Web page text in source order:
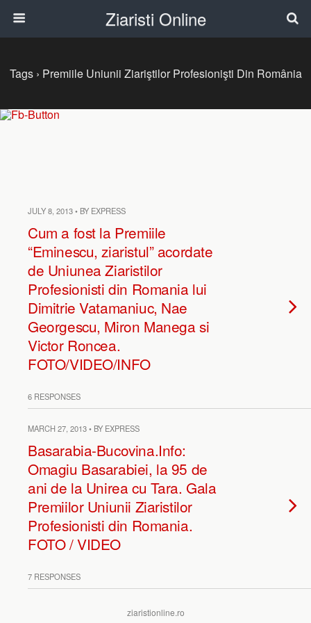
Ziaristi Online
Tags › Premiile Uniunii Ziariştilor Profesionişti Din România
JULY 8, 2013 • BY EXPRESS
Cum a fost la Premiile
“Eminescu, ziaristul” acordate
de Uniunea Ziaristilor
Profesionisti din Romania lui
Dimitrie Vatamaniuc, Nae
Georgescu, Miron Manega si
Victor Roncea.
FOTO/VIDEO/INFO
6 RESPONSES
MARCH 27, 2013 • BY EXPRESS
Basarabia-Bucovina.Info:
Omagiu Basarabiei, la 95 de
ani de la Unirea cu Tara. Gala
Premiilor Uniunii Ziaristilor
Profesionisti din Romania.
FOTO / VIDEO
7 RESPONSES
ziaristionline.ro